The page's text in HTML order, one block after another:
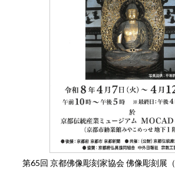
第65回 京都佛像彫刻家協会 佛像彫刻展（